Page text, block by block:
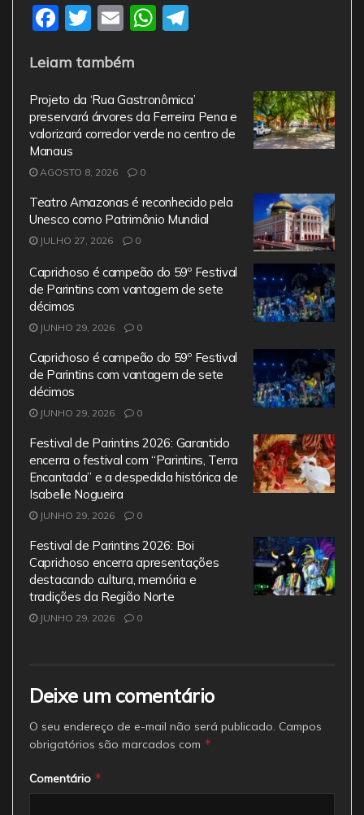
F
c
e
b
o
o
k
T
itt
er
E
ai
l
W
s
A
p
gr
a
m
Leiam também
Projeto da ‘Rua Gastronômica’
preservará árvores da Ferreira Pena e
valorizará corredor verde no centro de
Manaus
AGOSTO 8, 2026 0
Teatro Amazonas é reconhecido pela
Unesco como Patrimônio Mundial
JULHO 27, 2026 0
Caprichoso é campeão do 59º Festival
de Parintins com vantagem de sete
décimos
JUNHO 29, 2026 0
Caprichoso é campeão do 59º Festival
de Parintins com vantagem de sete
décimos
JUNHO 29, 2026 0
Festival de Parintins 2026: Garantido
encerra o festival com “Parintins, Terra
Encantada” e a despedida histórica de
Isabelle Nogueira
JUNHO 29, 2026 0
Festival de Parintins 2026: Boi
Caprichoso encerra apresentações
destacando cultura, memória e
tradições da Região Norte
JUNHO 29, 2026 0
Deixe um comentário
O seu endereço de e-mail não será publicado. Campos
obrigatórios são marcados com *
Comentário *